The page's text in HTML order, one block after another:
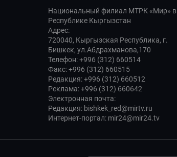
Национальный филиал МТРК «Мир» в
Республике Кыргызстан
Адрес:
720040, Кыргызская Республика, г.
Бишкек, ул.Абдрахманова,170
Телефон: +996 (312) 660514
Факс: +996 (312) 660515
Редакция: +996 (312) 660512
Реклама: +996 (312) 660642
Электронная почта:
Редакция: bishkek_red@mirtv.ru
Интернет-портал: mir24@mir24.tv